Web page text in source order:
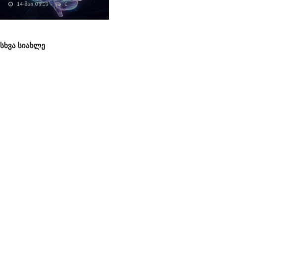
14-ᲛᲐᲘ, 09:19 0
ᲡᲮᲕᲐ ᲡᲘᲐᲮᲚᲔ